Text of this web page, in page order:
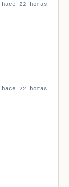
hace 22 horas
hace 22 horas